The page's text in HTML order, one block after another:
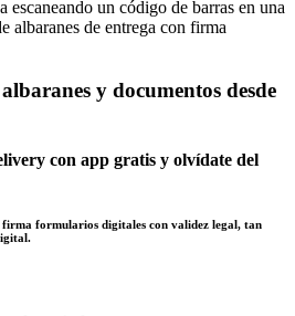
y documentos desde
con app gratis y olvídate del
firma formularios digitales con validez legal, tan